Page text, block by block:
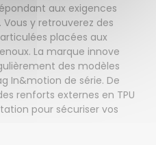
aux exigences
y retrouverez des
placées aux
La marque innove
des modèles
In&motion de série. De
renforts externes en TPU
pour sécuriser vos